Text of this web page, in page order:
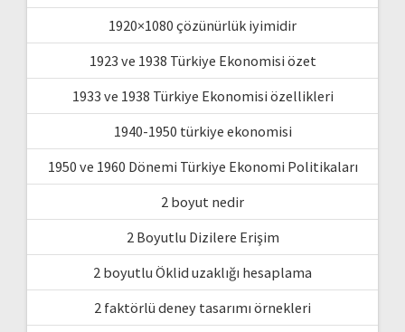
1920×1080 çözünürlük iyimidir
1923 ve 1938 Türkiye Ekonomisi özet
1933 ve 1938 Türkiye Ekonomisi özellikleri
1940-1950 türkiye ekonomisi
1950 ve 1960 Dönemi Türkiye Ekonomi Politikaları
2 boyut nedir
2 Boyutlu Dizilere Erişim
2 boyutlu Öklid uzaklığı hesaplama
2 faktörlü deney tasarımı örnekleri